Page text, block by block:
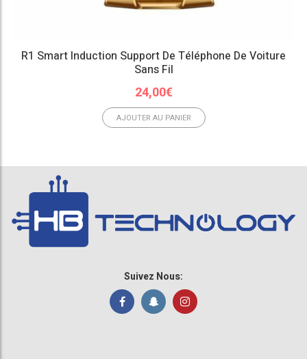
R1 Smart Induction Support De Téléphone De Voiture
Sans Fil
24,00€
AJOUTER AU PANIER
Suivez Nous: